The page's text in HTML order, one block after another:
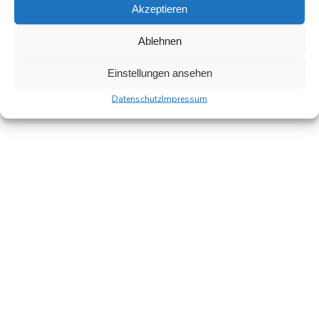
Akzeptieren
Ablehnen
Einstellungen ansehen
DatenschutzImpressum
© 2026 Gemeinde Klink. Created for free using